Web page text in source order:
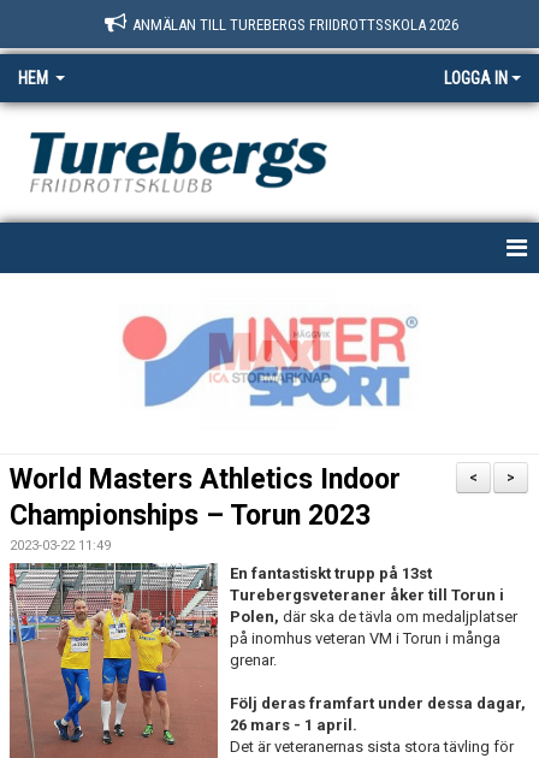
ANMÄLAN TILL TUREBERGS FRIIDROTTSSKOLA 2026
HEM LOGGA IN
MEDLEM
ARRANGEMANG
STATISTIK & RESULTAT
FUNKTIONÄR
TÄVLINGAR
>
<
World Masters Athletics Indoor
Championships – Torun 2023
2023-03-22 11:49
En fantastiskt trupp på 13st
Turebergsveteraner åker till Torun i
Polen, där ska de tävla om medaljplatser
på inomhus veteran VM i Torun i många
grenar.
Följ deras framfart under dessa dagar,
26 mars - 1 april.
Det är veteranernas sista stora tävling för